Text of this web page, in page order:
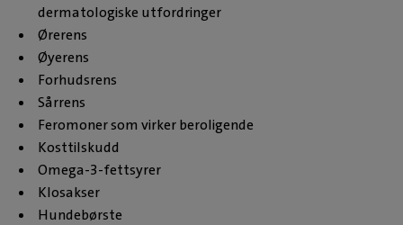
dermatologiske utfordringer
Ørerens
Øyerens
Forhudsrens
Sårrens
Feromoner som virker beroligende
Kosttilskudd
Omega-3-fettsyrer
Klosakser
Hundebørste